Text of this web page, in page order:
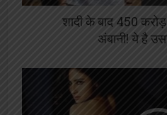
शादी के बाद 450
अंबानी! ये है